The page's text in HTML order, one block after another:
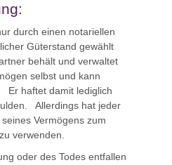
durch einen notariellen
Güterstand gewählt
behält und verwaltet
selbst und kann
Er haftet damit lediglich
Allerdings hat jeder
Vermögens zum
verwenden.
oder des Todes entfallen